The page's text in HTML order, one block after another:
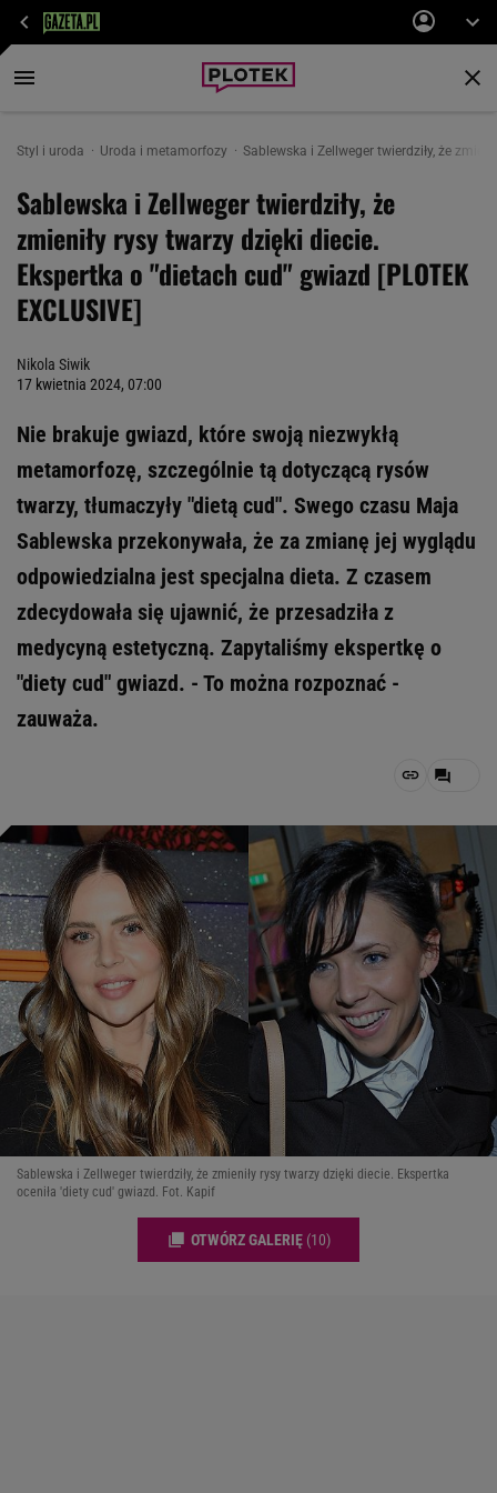
Styl i uroda Uroda i metamorfozy Sablewska i Zellweger twierdziły, że
Sablewska i Zellweger twierdziły, że
zmieniły rysy twarzy dzięki diecie.
Ekspertka o "dietach cud" gwiazd [PLOTEK
EXCLUSIVE]
Nikola Siwik
17 kwietnia 2024, 07:00
Nie brakuje gwiazd, które swoją niezwykłą
metamorfozę, szczególnie tą dotyczącą rysów
twarzy, tłumaczyły "dietą cud". Swego czasu Maja
Sablewska przekonywała, że za zmianę jej wyglądu
odpowiedzialna jest specjalna dieta. Z czasem
zdecydowała się ujawnić, że przesadziła z
medycyną estetyczną. Zapytaliśmy ekspertkę o
"diety cud" gwiazd. - To można rozpoznać -
zauważa.
Sablewska i Zellweger twierdziły, że zmieniły rysy twarzy dzięki diecie. Ekspertka
oceniła 'diety cud' gwiazd. Fot. Kapif
OTWÓRZ GALERIĘ (10)